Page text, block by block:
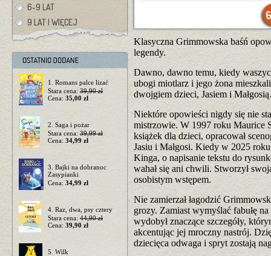
6-9 LAT
9 LAT I WIĘCEJ
1. Romans palce lizać
Stara cena: 39,90 zł
Cena: 35,00 zł
2. Saga i pożar
Stara cena: 39,99 zł
Cena: 34,99 zł
3. Bajki na dobranoc
Zasypianki
Cena: 34,99 zł
4. Raz, dwa, psy cztery
Stara cena: 44,90 zł
Cena: 39,90 zł
5. Wilk
Klasyczna Grimmowska baśń
legendy.
Dawno, dawno temu, kiedy
ubogi miotlarz i jego żona
dwojgiem dzieci, Jasiem i
Niektóre opowieści nigdy się nie
mistrzowie. W 1997 roku Maurice
książek dla dzieci, opracował
Jasiu i Małgosi. Kiedy w 2025
Kinga, o napisanie tekstu do
wahał się ani chwili. Stworzył
osobistym wstępem.
Nie zamierzał łagodzić
grozy. Zamiast wymyślać fabułę
wydobył znaczące szczegóły,
akcentując jej mroczny nastrój.
dziecięca odwaga i spryt zostają